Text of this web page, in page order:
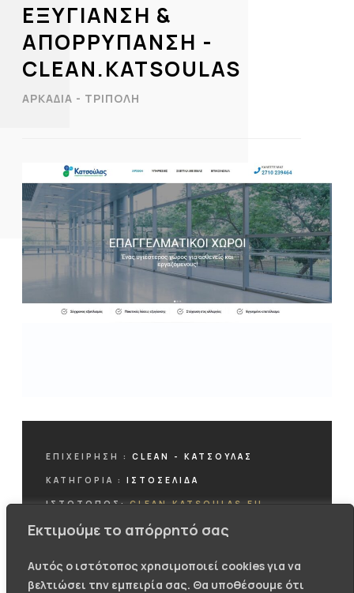
Εκτιμούμε το απόρρητό σας
Αυτός ο ιστότοπος χρησιμοποιεί cookies για να
βελτιώσει την εμπειρία σας. Θα υποθέσουμε ότι
ΕΞΥΓΊΑΝΣΗ &
AΠΟΡΡΎΠΑΝΣΗ -
CLEAN.KATSOULAS
ΑΡΚΑΔΙΑ - ΤΡΙΠΟΛΗ
ΕΠΙΧΕΊΡΗΣΗ : CLEAN - ΚΑΤΣΟΥΛΑΣ
ΚΑΤΗΓΟΡΊΑ : ΙΣΤΟΣΕΛΙΔΑ
ΙΣΤΟΤΟΠΟΣ: CLEAN.KATSOULAS.EU
ΕΠΙΣΚΕΦΤΕΙΤΕ ΤΗΝ ΙΣΤΟΣΕΛΙΔΑ